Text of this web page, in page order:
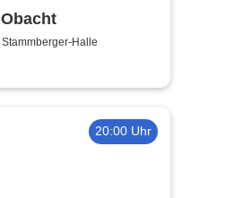
Stammberger-Halle
20:00 Uhr